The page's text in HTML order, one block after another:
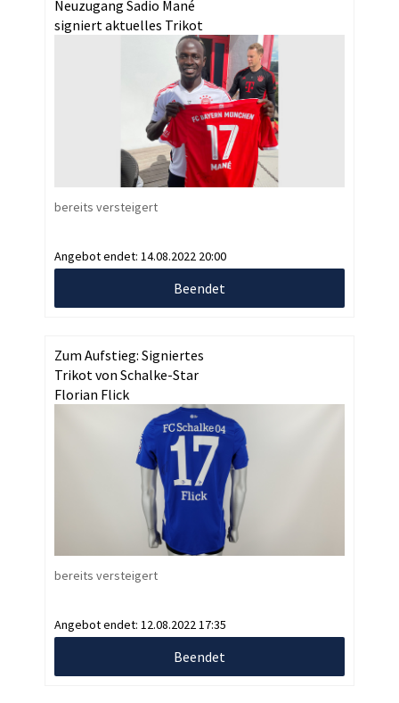
Neuzugang Sadio Mané
signiert aktuelles Trikot
bereits versteigert
Angebot endet: 14.08.2022 20:00
Beendet
Zum Aufstieg: Signiertes
Trikot von Schalke-Star
Florian Flick
bereits versteigert
Angebot endet: 12.08.2022 17:35
Beendet